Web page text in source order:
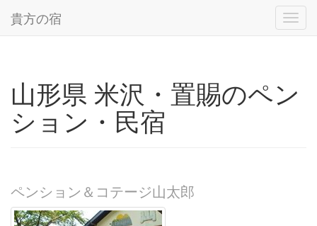
貴方の宿
山形県 米沢・置賜のペン
ション・民宿
ペンション＆コテージ山太郎